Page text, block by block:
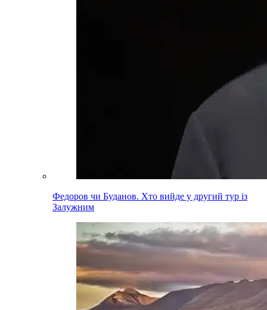
Федоров чи Буданов. Хто вийде у другий тур із
Залужним